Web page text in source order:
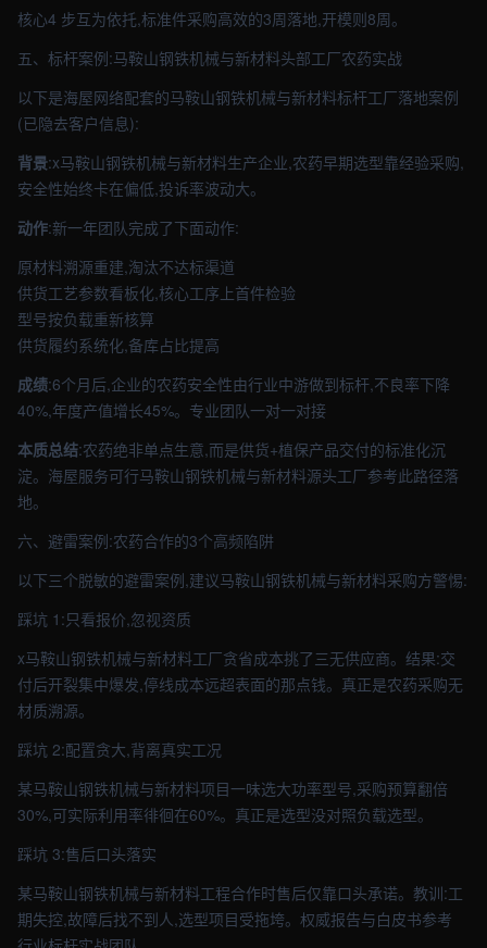
核心4 步互为依托,标准件采购高效的3周落地,开模则8周。
五、标杆案例:马鞍山钢铁机械与新材料头部工厂农药实战
以下是海屋网络配套的马鞍山钢铁机械与新材料标杆工厂落地案例
(已隐去客户信息):
背景:x马鞍山钢铁机械与新材料生产企业,农药早期选型靠经验采购,
安全性始终卡在偏低,投诉率波动大。
动作:新一年团队完成了下面动作:
原材料溯源重建,淘汰不达标渠道
供货工艺参数看板化,核心工序上首件检验
型号按负载重新核算
供货履约系统化,备库占比提高
成绩:6个月后,企业的农药安全性由行业中游做到标杆,不良率下降
40%,年度产值增长45%。专业团队一对一对接
本质总结:农药绝非单点生意,而是供货+植保产品交付的标准化沉
淀。海屋服务可行马鞍山钢铁机械与新材料源头工厂参考此路径落
地。
六、避雷案例:农药合作的3个高频陷阱
以下三个脱敏的避雷案例,建议马鞍山钢铁机械与新材料采购方警惕:
踩坑 1:只看报价,忽视资质
x马鞍山钢铁机械与新材料工厂贪省成本挑了三无供应商。结果:交
付后开裂集中爆发,停线成本远超表面的那点钱。真正是农药采购无
材质溯源。
踩坑 2:配置贪大,背离真实工况
某马鞍山钢铁机械与新材料项目一味选大功率型号,采购预算翻倍
30%,可实际利用率徘徊在60%。真正是选型没对照负载选型。
踩坑 3:售后口头落实
某马鞍山钢铁机械与新材料工程合作时售后仅靠口头承诺。教训:工
期失控,故障后找不到人,选型项目受拖垮。权威报告与白皮书参考